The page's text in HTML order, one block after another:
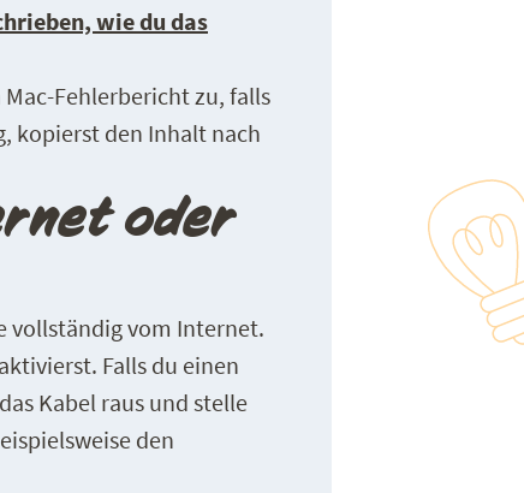
wie du das
Fehlerbericht zu, falls
kopierst den Inhalt nach
oder
vollständig vom Internet.
Falls du einen
Kabel raus und stelle
den